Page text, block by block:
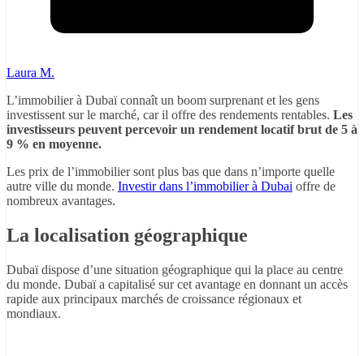
Laura M.
L’immobilier à Dubaï connaît un boom surprenant et les gens
investissent sur le marché, car il offre des rendements rentables. Les
investisseurs peuvent percevoir un rendement locatif brut de 5 à
9 % en moyenne.
Les prix de l’immobilier sont plus bas que dans n’importe quelle
autre ville du monde. Investir dans l’immobilier à Dubai offre de
nombreux avantages.
La localisation géographique
Dubaï dispose d’une situation géographique qui la place au centre
du monde. Dubaï a capitalisé sur cet avantage en donnant un accès
rapide aux principaux marchés de croissance régionaux et
mondiaux.